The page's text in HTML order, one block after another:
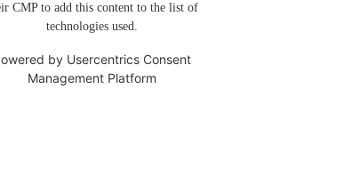
CMP to add this content to the list of
technologies used.
by Usercentrics Consent
Management Platform